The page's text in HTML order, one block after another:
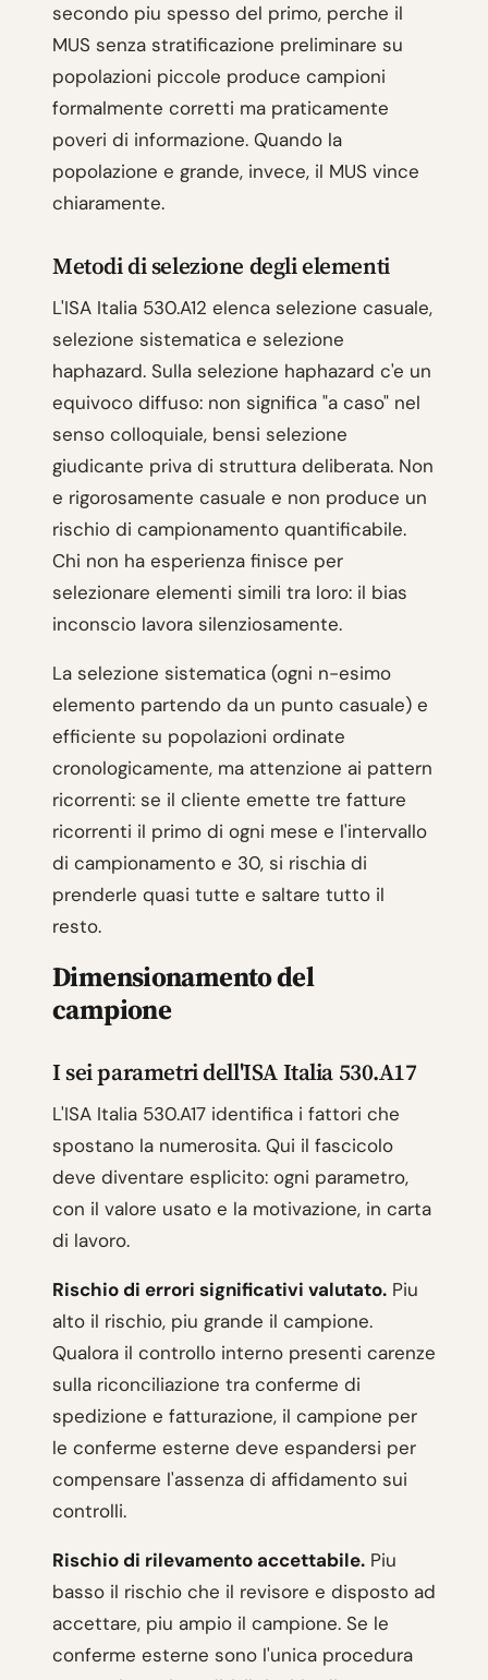
secondo piu spesso del primo, perche il
MUS senza stratificazione preliminare su
popolazioni piccole produce campioni
formalmente corretti ma praticamente
poveri di informazione. Quando la
popolazione e grande, invece, il MUS vince
chiaramente.
Metodi di selezione degli elementi
L'ISA Italia 530.A12 elenca selezione casuale,
selezione sistematica e selezione
haphazard. Sulla selezione haphazard c'e un
equivoco diffuso: non significa "a caso" nel
senso colloquiale, bensi selezione
giudicante priva di struttura deliberata. Non
e rigorosamente casuale e non produce un
rischio di campionamento quantificabile.
Chi non ha esperienza finisce per
selezionare elementi simili tra loro: il bias
inconscio lavora silenziosamente.
La selezione sistematica (ogni n-esimo
elemento partendo da un punto casuale) e
efficiente su popolazioni ordinate
cronologicamente, ma attenzione ai pattern
ricorrenti: se il cliente emette tre fatture
ricorrenti il primo di ogni mese e l'intervallo
di campionamento e 30, si rischia di
prenderle quasi tutte e saltare tutto il
resto.
Dimensionamento del
campione
I sei parametri dell'ISA Italia 530.A17
L'ISA Italia 530.A17 identifica i fattori che
spostano la numerosita. Qui il fascicolo
deve diventare esplicito: ogni parametro,
con il valore usato e la motivazione, in carta
di lavoro.
Rischio di errori significativi valutato. Piu
alto il rischio, piu grande il campione.
Qualora il controllo interno presenti carenze
sulla riconciliazione tra conferme di
spedizione e fatturazione, il campione per
le conferme esterne deve espandersi per
compensare l'assenza di affidamento sui
controlli.
Rischio di rilevamento accettabile. Piu
basso il rischio che il revisore e disposto ad
accettare, piu ampio il campione. Se le
conferme esterne sono l'unica procedura